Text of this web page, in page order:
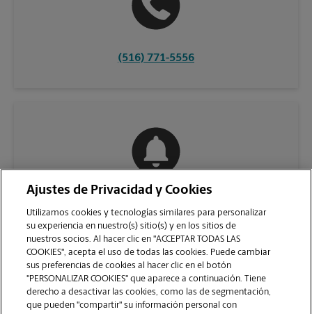
(516) 771-5556
Ajustes de Privacidad y Cookies
Utilizamos cookies y tecnologías similares para personalizar
su experiencia en nuestro(s) sitio(s) y en los sitios de
nuestros socios. Al hacer clic en "ACCEPTAR TODAS LAS
COOKIES", acepta el uso de todas las cookies. Puede cambiar
sus preferencias de cookies al hacer clic en el botón
"PERSONALIZAR COOKIES" que aparece a continuación. Tiene
derecho a desactivar las cookies, como las de segmentación,
que pueden "compartir" su información personal con